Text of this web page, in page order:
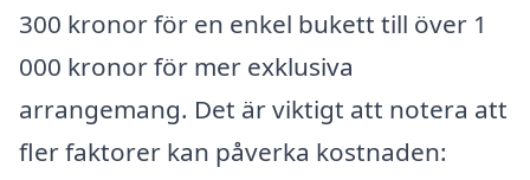
300 kronor för en enkel bukett till över 1
000 kronor för mer exklusiva
arrangemang. Det är viktigt att notera att
fler faktorer kan påverka kostnaden: